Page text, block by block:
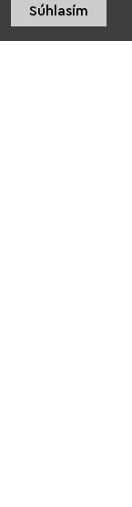
Súhlasím